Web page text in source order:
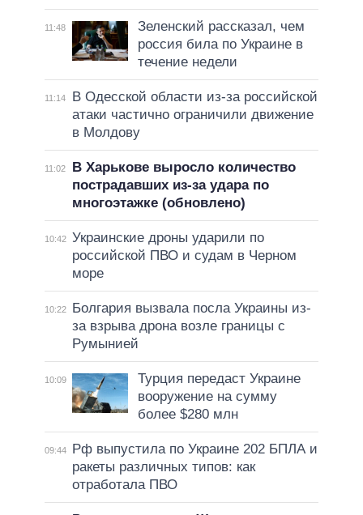
11:48
Зеленский рассказал, чем
россия била по Украине в
течение недели
11:14
В Одесской области из-за российской
атаки частично ограничили движение
в Молдову
11:02
В Харькове выросло количество
пострадавших из-за удара по
многоэтажке (обновлено)
10:42 Украинские дроны ударили по
российской ПВО и судам в Черном
море
10:22
Болгария вызвала посла Украины из-
за взрыва дрона возле границы с
Румынией
10:09
Турция передаст Украине
вооружение на сумму
более $280 млн
09:44
Рф выпустила по Украине 202 БПЛА и
ракеты различных типов: как
отработала ПВО